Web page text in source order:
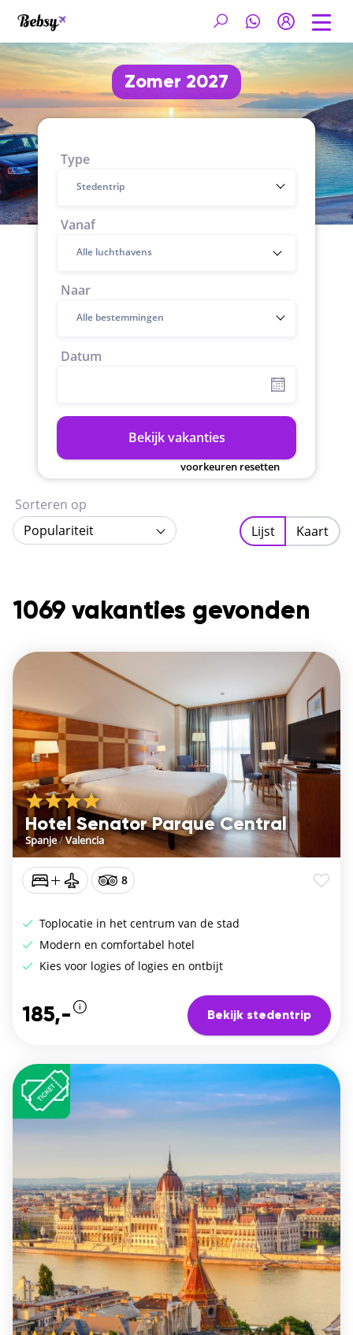
Zomer 2027
Type
Stedentrip
Vanaf
Naar
Alle bestemmingen
Datum
Bekijk vakanties
voorkeuren resetten
1069 vakanties gevonden
Hotel Senator Parque Central
Spanje/Valencia
8
Toplocatie in het centrum van de stad
Modern en comfortabel hotel
Kies voor logies of logies en ontbijt
185,- Bekijk stedentrip
Sorteren op
Populariteit
Lijst Kaart